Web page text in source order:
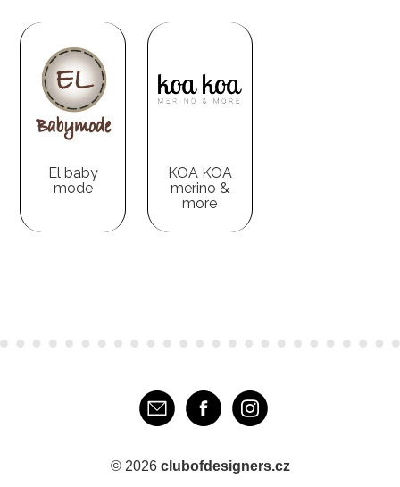
El baby
mode
KOA KOA
merino &
more
E-mail Facebook
© 2026 clubofdesigners.cz